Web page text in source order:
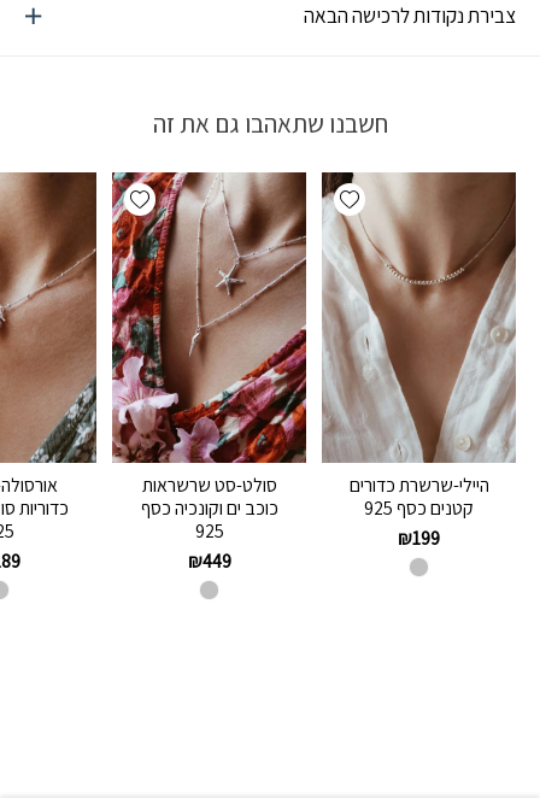
צבירת נקודות לרכישה הבאה
חשבנו שתאהבו גם את זה
Add wishlist
היילי-שרשרת כדורים
קטנים כסף 925
₪199
Add wishlist
סולט-סט שרשראות
כוכב ים וקונכיה כסף
925
₪449
כדוריות